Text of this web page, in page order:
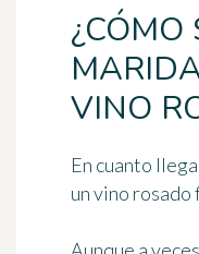
¿CÓMO
VINO
En cuanto
un vino